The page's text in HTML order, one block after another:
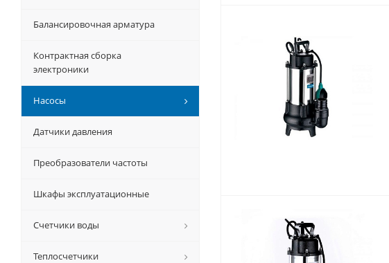
Балансировочная арматура
Контрактная сборка
электроники
Насосы
Датчики давления
Преобразователи частоты
Шкафы эксплуатационные
Счетчики воды
Теплосчетчики